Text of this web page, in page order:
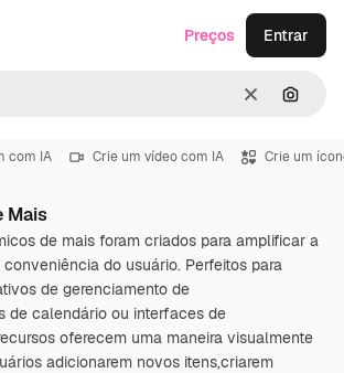
Limpar
Preços Entrar
com IA Crie um vídeo com IA Crie um
Mais
de mais foram criados para amplificar a
do usuário. Perfeitos para
de gerenciamento de
de calendário ou interfaces de
oferecem uma maneira visualmente
adicionarem novos itens,criarem